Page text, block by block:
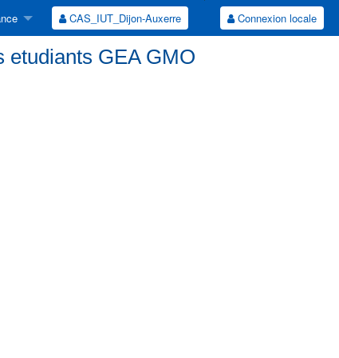
CAS_IUT_Dijon-Auxerre Connexion locale
etudiants GEA GMO